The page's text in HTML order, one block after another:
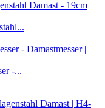
-...